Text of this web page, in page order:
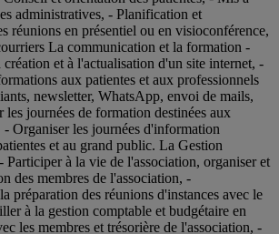
administratives, - Planification et
réunions en présentiel ou en visioconférence,
La communication et la formation -
et à l'actualisation d'un site internet, -
aux patientes et aux professionnels
newsletter, WhatsApp, envoi de mails,
les journées de formation destinées aux
- Organiser les journées d'information
et au grand public. La Gestion
Participer à la vie de l'association, organiser et
des membres de l'association, -
préparation des réunions d'instances avec le
à la gestion comptable et budgétaire en
les membres et trésorière de l'association, -